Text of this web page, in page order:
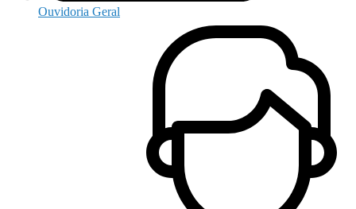
Ouvidoria Geral